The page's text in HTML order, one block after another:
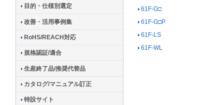
61F-G□
61F-G□P
61F-LS
61F-WL
目的・仕様別選定
改善・活用事例集
RoHS/REACH対応
規格認証/適合
生産終了品/推奨代替品
カタログ/マニュアル訂正
特設サイト